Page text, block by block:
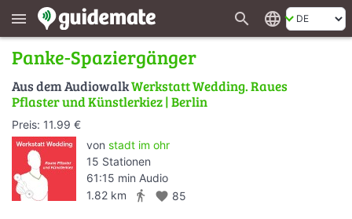
menu search language
Panke-Spaziergänger
Aus dem AudiowalkWerkstatt Wedding. Raues
Pflaster und Künstlerkiez | Berlin
Preis: 11.99 €
von stadt im ohr
15 Stationen
61:15 min Audio
1.82 km
directions_walk favorite 85